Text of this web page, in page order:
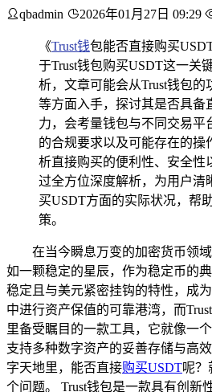
qbadmin 2026年01月27日 09:29
《Trust钱包能否直接购买
于Trust钱包购买USDT这一关
析，文章可能会从Trust钱包的
等方面入手，探讨其是否具备
力，会考量钱包与不同交易平
的合规要求以及可能存在的操
析直接购买的便利性、安全性
过全方位深度解析，为用户清
买USDT方面的实际状况，帮
策。
在当今瞬息万变的加密货币领
如一颗稳定的星辰，作为稳定币的
稳定且与美元紧密挂钩的特性，成
中进行资产保值的可靠港湾，而
里备受瞩目的一款工具，它就像一
支持多种数字资产的妥善存储与高
字天地里，能否直接购买USDT呢？
个问题。 Trust钱包是一款具有创新